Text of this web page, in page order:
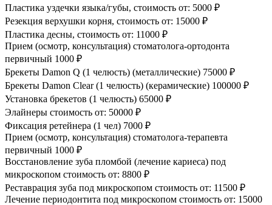
Пластика уздечки языка/губы, стоимость от: 5000 ₽
Резекция верхушки корня, стоимость от: 15000 ₽
Пластика десны, стоимость от: 11000 ₽
Прием (осмотр, консультация) стоматолога-ортодонта
первичный 1000 ₽
Брекеты Damon Q (1 челюсть) (металлические) 75000 ₽
Брекеты Damon Clear (1 челюсть) (керамические) 100000 ₽
Установка брекетов (1 челюсть) 65000 ₽
Элайнеры стоимость от: 50000 ₽
Фиксация ретейнера (1 чел) 7000 ₽
Прием (осмотр, консультация) стоматолога-терапевта
первичный 1000 ₽
Восстановление зуба пломбой (лечение кариеса) под
микроскопом стоимость от: 8800 ₽
Реставрация зуба под микроскопом стоимость от: 11500 ₽
Лечение периодонтита под микроскопом стоимость от: 15000